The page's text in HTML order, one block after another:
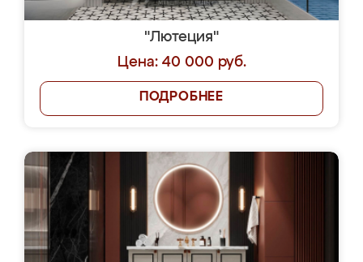
"Лютеция"
Цена: 40 000 руб.
ПОДРОБНЕЕ